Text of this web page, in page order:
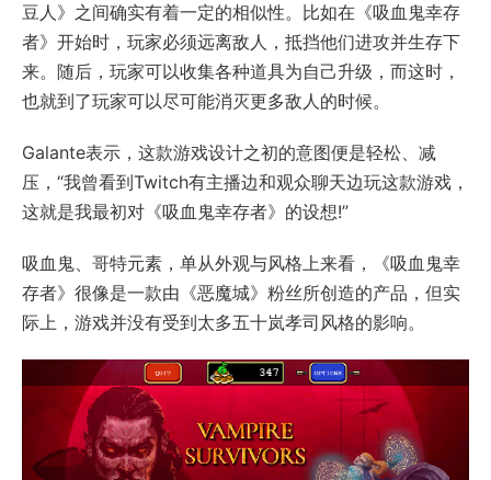
豆人》之间确实有着一定的相似性。比如在《吸血鬼幸存
者》开始时，玩家必须远离敌人，抵挡他们进攻并生存下
来。随后，玩家可以收集各种道具为自己升级，而这时，
也就到了玩家可以尽可能消灭更多敌人的时候。
Galante表示，这款游戏设计之初的意图便是轻松、减
压，“我曾看到Twitch有主播边和观众聊天边玩这款游戏，
这就是我最初对《吸血鬼幸存者》的设想!”
吸血鬼、哥特元素，单从外观与风格上来看，《吸血鬼幸
存者》很像是一款由《恶魔城》粉丝所创造的产品，但实
际上，游戏并没有受到太多五十岚孝司风格的影响。